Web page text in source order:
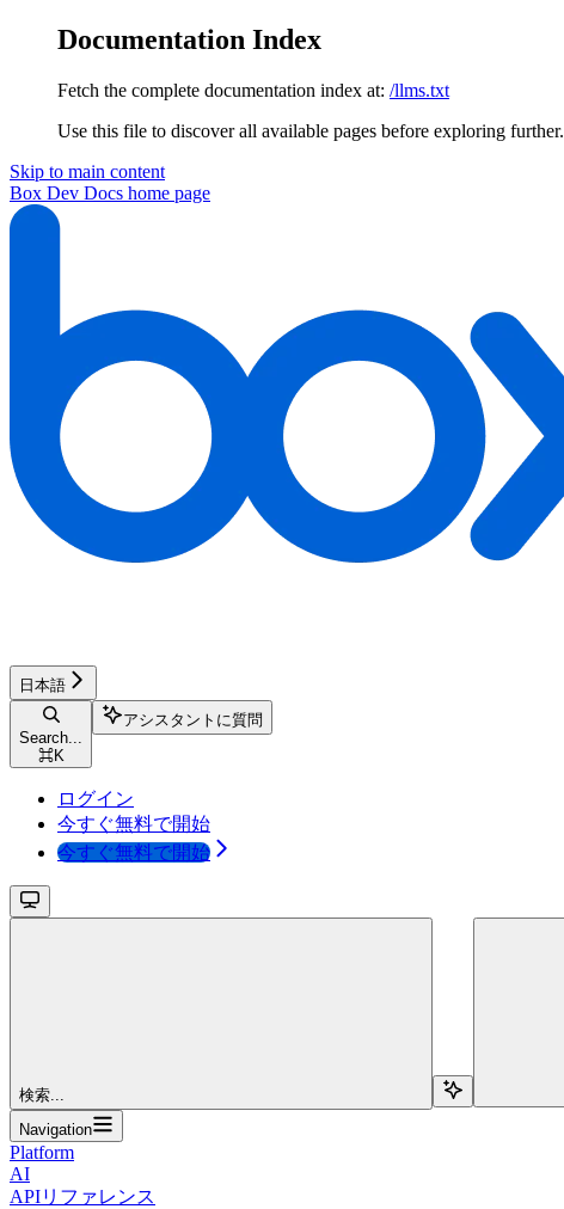
Documentation Index
Fetch the complete documentation index at: /llms.txt
Use this file to discover all available pages before exploring further.
Skip to main content
Box Dev Docs home page
日本語
Search...
⌘K
アシスタントに質問
ログイン
今すぐ無料で開始
今すぐ無料で開始
検索...
Navigation
Platform
AI
APIリファレンス